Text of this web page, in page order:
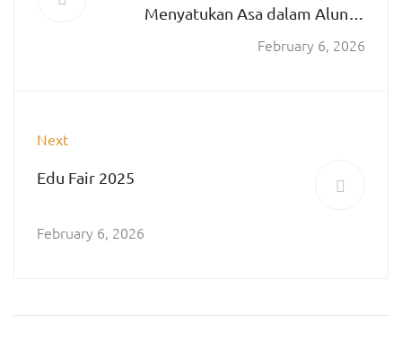
Menyatukan Asa dalam Alunan
Musik Keroncong.
February 6, 2026
Next
Edu Fair 2025
February 6, 2026